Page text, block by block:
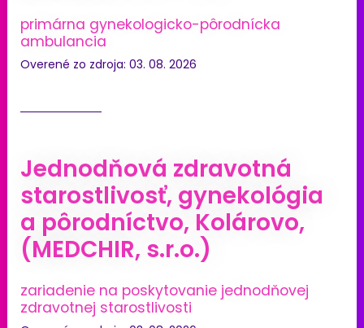
primárna gynekologicko-pôrodnícka
ambulancia
Overené zo zdroja: 03. 08. 2026
Jednodňová zdravotná
starostlivosť, gynekológia
a pôrodníctvo, Kolárovo,
(MEDCHIR, s.r.o.)
zariadenie na poskytovanie jednodňovej
zdravotnej starostlivosti